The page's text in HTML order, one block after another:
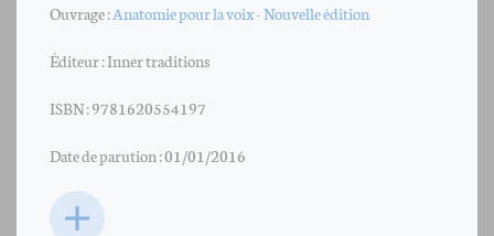
Ouvrage :Anatomie pour la voix - Nouvelle édition
Éditeur : Inner traditions
ISBN : 9781620554197
Date de parution : 01/01/2016